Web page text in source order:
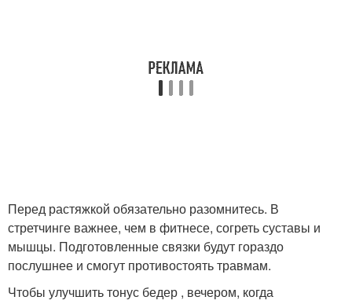
Перед растяжкой обязательно разомнитесь. В
стретчинге важнее, чем в фитнесе, согреть суставы и
мышцы. Подготовленные связки будут гораздо
послушнее и смогут противостоять травмам.
Чтобы улучшить тонус бедер , вечером, когда